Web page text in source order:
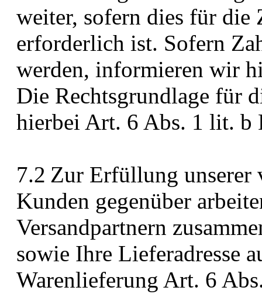
weiter, sofern dies für die
erforderlich ist. Sofern
werden, informieren wir
Die Rechtsgrundlage für
hierbei Art. 6 Abs. 1 lit. b
7.2 Zur Erfüllung unserer
Kunden gegenüber
Versandpartnern
sowie Ihre Lieferadresse
Warenlieferung Art. 6